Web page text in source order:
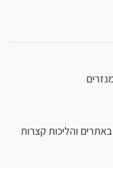
והליכות קצרות